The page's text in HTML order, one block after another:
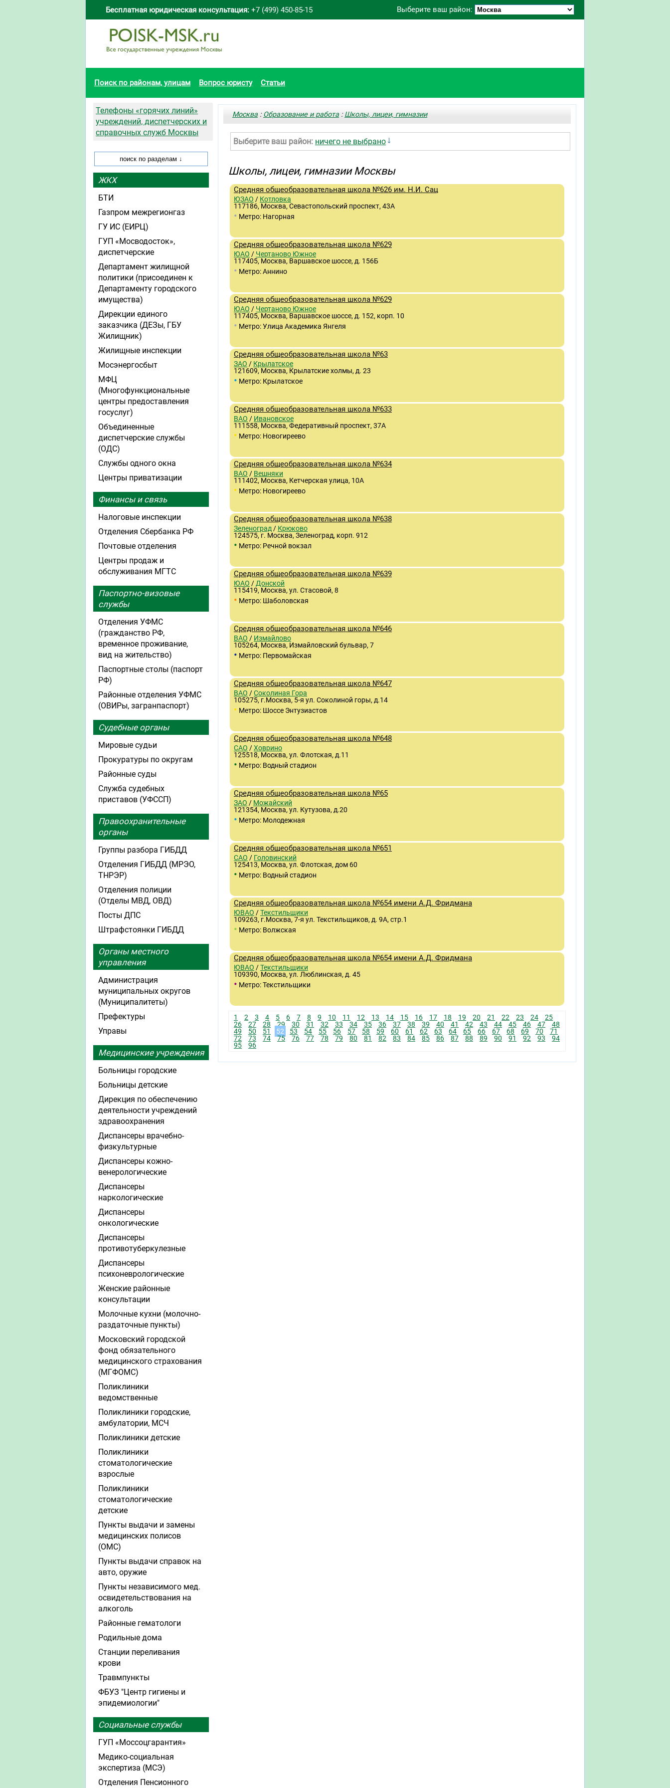
Выберите ваш район:
Бесплатная юридическая консультация: +7 (499) 450-85-15
Поиск по районам, улицам Вопрос юристу Статьи
Москва :Образование и работа :Школы, лицеи, гимназии
Выберите ваш район: ничего не выбрано
Школы, лицеи, гимназии Москвы
Средняя общеобразовательная школа №626 им. Н.И. Сац
ЮЗАО / Котловка
117186, Москва, Севастопольский проспект, 43А
• Метро: Нагорная
Средняя общеобразовательная школа №629
ЮАО / Чертаново Южное
117405, Москва, Варшавское шоссе, д. 156Б
• Метро: Аннино
Средняя общеобразовательная школа №629
ЮАО / Чертаново Южное
117405, Москва, Варшавское шоссе, д. 152, корп. 10
• Метро: Улица Академика Янгеля
Средняя общеобразовательная школа №63
ЗАО / Крылатское
121609, Москва, Крылатские холмы, д. 23
• Метро: Крылатское
Средняя общеобразовательная школа №633
ВАО / Ивановское
111558, Москва, Федеративный проспект, 37А
• Метро: Новогиреево
Средняя общеобразовательная школа №634
ВАО / Вешняки
111402, Москва, Кетчерская улица, 10А
• Метро: Новогиреево
Средняя общеобразовательная школа №638
Зеленоград / Крюково
124575, г. Москва, Зеленоград, корп. 912
• Метро: Речной вокзал
Средняя общеобразовательная школа №639
ЮАО / Донской
115419, Москва, ул. Стасовой, 8
• Метро: Шаболовская
Средняя общеобразовательная школа №646
ВАО / Измайлово
105264, Москва, Измайловский бульвар, 7
• Метро: Первомайская
Средняя общеобразовательная школа №647
ВАО /Соколиная Гора
105275, г.Москва, 5-я ул. Соколиной горы, д.14
• Метро: Шоссе Энтузиастов
Средняя общеобразовательная школа №648
САО /Ховрино
125518, Москва, ул. Флотская, д.11
• Метро: Водный стадион
Средняя общеобразовательная школа №65
ЗАО / Можайский
121354, Москва, ул. Кутузова, д.20
• Метро: Молодежная
Средняя общеобразовательная школа №651
САО / Головинский
125413, Москва, ул. Флотская, дом 60
• Метро: Водный стадион
Средняя общеобразовательная школа №654 имени А.Д. Фридмана
ЮВАО /Текстильщики
109263, г.Москва, 7-я ул. Текстильщиков, д. 9А, стр.1
• Метро: Волжская
Средняя общеобразовательная школа №654 имени А.Д. Фридмана
ЮВАО /Текстильщики
109390, Москва, ул. Люблинская, д. 45
• Метро: Текстильщики
1 2 3 4 5 6 7 8 9 10 11 12 13 14 15 16 17 18 19 20 21 22 23 24
25
26
27 28 29 30 31 32 33 34 35 36 37 38 39 40 41 42 43 44 45 46 47
48
49
50 51 52 53 54 55 56 57 58 59 60 61 62 63 64 65 66 67 68 69 70
71
72
73 74 75 76 77 78 79 80 81 82 83 84 85 86 87 88 89 90 91 92 93
94
95
96
Телефоны «горячих линий»
учреждений, диспетчерских и
справочных служб Москвы
ЖКХ
БТИ
Газпром межрегионгаз
ГУ ИС (ЕИРЦ)
ГУП «Мосводосток»,
диспетчерские
Департамент жилищной
политики (присоединен к
Департаменту городского
имущества)
Дирекции единого
заказчика (ДЕЗы, ГБУ
Жилищник)
Жилищные инспекции
Мосэнергосбыт
МФЦ
(Многофункциональные
центры предоставления
госуслуг)
Объединенные
диспетчерские службы
(ОДС)
Службы одного окна
Центры приватизации
Финансы и связь
Налоговые инспекции
Отделения Сбербанка РФ
Почтовые отделения
Центры продаж и
обслуживания МГТС
Паспортно-визовые
службы
Отделения УФМС
(гражданство РФ,
временное проживание,
вид на жительство)
Паспортные столы (паспорт
РФ)
Районные отделения УФМС
(ОВИРы, загранпаспорт)
Судебные органы
Мировые судьи
Прокуратуры по округам
Районные суды
Служба судебных
приставов (УФССП)
Правоохранительные
органы
Группы разбора ГИБДД
Отделения ГИБДД (МРЭО,
ТНРЭР)
Отделения полиции
(Отделы МВД, ОВД)
Посты ДПС
Штрафстоянки ГИБДД
Органы местного
управления
Администрация
муниципальных округов
(Муниципалитеты)
Префектуры
Управы
Медицинские учреждения
Больницы городские
Больницы детские
Дирекция по обеспечению
деятельности учреждений
здравоохранения
Диспансеры врачебно-
физкультурные
Диспансеры кожно-
венерологические
Диспансеры
наркологические
Диспансеры
онкологические
Диспансеры
противотуберкулезные
Диспансеры
психоневрологические
Женские районные
консультации
Молочные кухни (молочно-
раздаточные пункты)
Московский городской
фонд обязательного
медицинского страхования
(МГФОМС)
Поликлиники
ведомственные
Поликлиники городские,
амбулатории, МСЧ
Поликлиники детские
Поликлиники
стоматологические
взрослые
Поликлиники
стоматологические
детские
Пункты выдачи и замены
медицинских полисов
(ОМС)
Пункты выдачи справок на
авто, оружие
Пункты независимого мед.
освидетельствования на
алкоголь
Районные гематологи
Родильные дома
Станции переливания
крови
Травмпункты
ФБУЗ "Центр гигиены и
эпидемиологии"
Социальные службы
ГУП «Моссоцгарантия»
Медико-социальная
экспертиза (МСЭ)
Отделения Пенсионного